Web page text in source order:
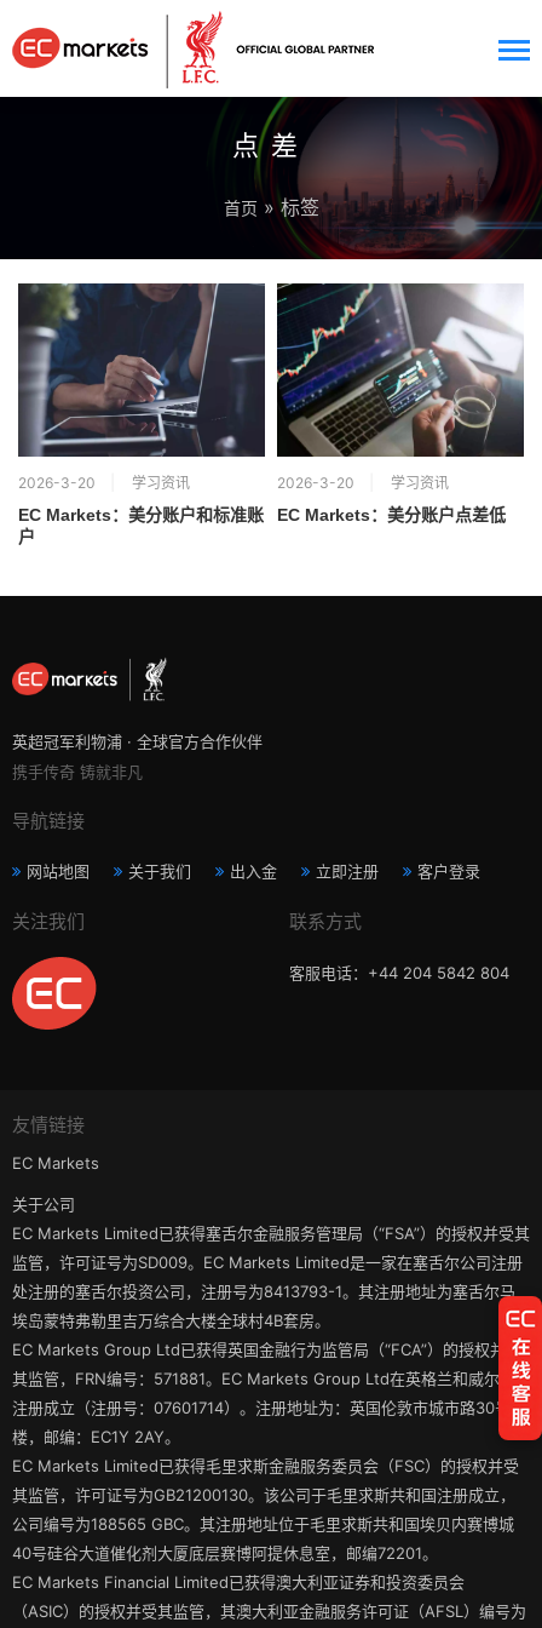
点差
首页 » 标签
2026-3-20 学习资讯
EC Markets：美分账户和标准账
户
2026-3-20 学习资讯
EC Markets：美分账户点差低
英超冠军利物浦 · 全球官方合作伙伴
携手传奇 铸就非凡
导航链接
网站地图 关于我们 出入金 立即注册 客户登录
关注我们 联系方式
客服电话：+44 204 5842 804
友情链接
EC Markets
关于公司
EC Markets Limited已获得塞舌尔金融服务管理局（“FSA”）的授权并受其
监管，许可证号为SD009。EC Markets Limited是一家在塞舌尔公司注册
处注册的塞舌尔投资公司，注册号为8413793-1。其注册地址为塞舌尔马
埃岛蒙特弗勒里吉万综合大楼全球村4B套房。
EC Markets Group Ltd已获得英国金融行为监管局（“FCA”）的授权并受
其监管，FRN编号：571881。EC Markets Group Ltd在英格兰和威尔士
注册成立（注册号：07601714）。注册地址为：英国伦敦市城市路30号3
楼，邮编：EC1Y 2AY。
EC Markets Limited已获得毛里求斯金融服务委员会（FSC）的授权并受
其监管，许可证号为GB21200130。该公司于毛里求斯共和国注册成立，
公司编号为188565 GBC。其注册地址位于毛里求斯共和国埃贝内赛博城
40号硅谷大道催化剂大厦底层赛博阿提休息室，邮编72201。
EC Markets Financial Limited已获得澳大利亚证券和投资委员会
（ASIC）的授权并受其监管，其澳大利亚金融服务许可证（AFSL）编号为